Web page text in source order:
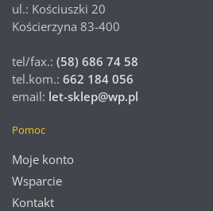
ul.: Kościuszki 20
Kościerzyna 83-400
tel/fax.: (58) 686 74 58
tel.kom.: 662 184 056
email: let-sklep@wp.pl
Pomoc
Moje konto
Wsparcie
Kontakt